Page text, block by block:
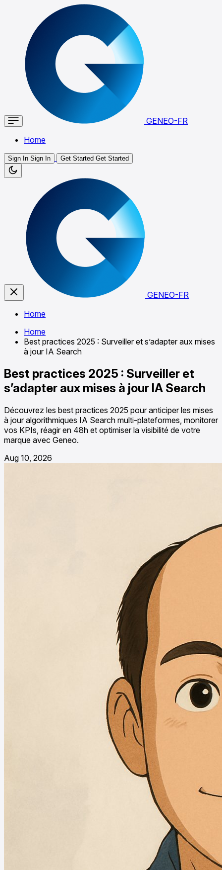
GENEO-FR
Home
Sign In Sign In Get Started Get Started
GENEO-FR
Home
Home
Best practices 2025 : Surveiller et s’adapter aux mises
à jour IA Search
Best practices 2025 : Surveiller et
s’adapter aux mises à jour IA Search
Découvrez les best practices 2025 pour anticiper les mises
à jour algorithmiques IA Search multi-plateformes, monitorer
vos KPIs, réagir en 48h et optimiser la visibilité de votre
marque avec Geneo.
Aug 10, 2026